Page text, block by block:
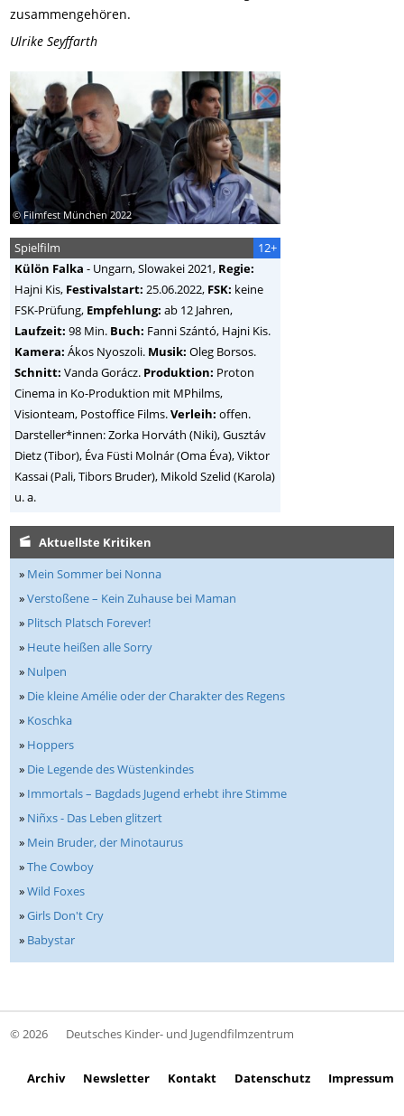
zusammengehören.
Ulrike Seyffarth
© Filmfest München 2022
12+
Spielfilm
Külön Falka - Ungarn, Slowakei2021, Regie:
Hajni Kis, Festivalstart: 25.06.2022, FSK: keine
FSK-Prüfung, Empfehlung: ab 12 Jahren,
Laufzeit: 98 Min. Buch: Fanni Szántó, Hajni Kis.
Kamera: Ákos Nyoszoli. Musik: Oleg Borsos.
Schnitt: Vanda Gorácz. Produktion: Proton
Cinema in Ko-Produktion mit MPhilms,
Visionteam, Postoffice Films.Verleih: offen.
Darsteller*innen: Zorka Horváth (Niki), Gusztáv
Dietz (Tibor), Éva Füsti Molnár (Oma Éva), Viktor
Kassai (Pali, Tibors Bruder), Mikold Szelid (Karola)
u. a.
Aktuellste Kritiken
» Mein Sommer bei Nonna
»Verstoßene – Kein Zuhause bei Maman
» Plitsch Platsch Forever!
» Heute heißen alle Sorry
» Nulpen
» Die kleine Amélie oder der Charakter des Regens
» Koschka
» Hoppers
» Die Legende des Wüstenkindes
» Immortals – Bagdads Jugend erhebt ihre Stimme
» Niñxs - Das Leben glitzert
» Mein Bruder, der Minotaurus
»The Cowboy
»Wild Foxes
»Girls Don't Cry
» Babystar
© 2026 Deutsches Kinder- und Jugendfilmzentrum
Archiv Newsletter Kontakt Datenschutz Impressum